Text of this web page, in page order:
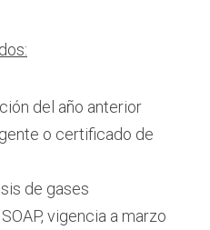
del año anterior
o certificado de
de gases
vigencia a marzo